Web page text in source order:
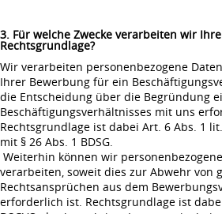
3. Für welche Zwecke verarbeiten wir
Rechtsgrundlage?
Wir verarbeiten personenbezogene
Ihrer Bewerbung für ein
die Entscheidung über die Begründung
Beschäftigungsverhältnisses mit uns
Rechtsgrundlage ist dabei Art. 6 Abs. 1
mit § 26 Abs. 1 BDSG.
Weiterhin können wir
verarbeiten, soweit dies zur Abwehr von
Rechtsansprüchen aus dem
erforderlich ist. Rechtsgrundlage ist